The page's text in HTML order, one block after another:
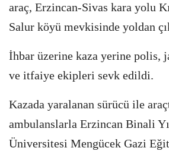
araç, Erzincan-Sivas kara yolu
Salur köyü mevkisinde yoldan
İhbar üzerine kaza yerine polis,
ve itfaiye ekipleri sevk edildi.
Kazada yaralanan sürücü ile
ambulanslarla Erzincan Binali
Üniversitesi Mengücek Gazi